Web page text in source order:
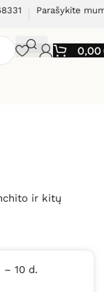
Parašykite
0,00
ir kitų
– 10 d.